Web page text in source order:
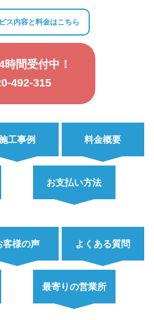
ス内容と料金はこちら
時間受付中！
492-315
工事例 料金概要
お支払い方法
客様の声 よくある質問
最寄りの営業所